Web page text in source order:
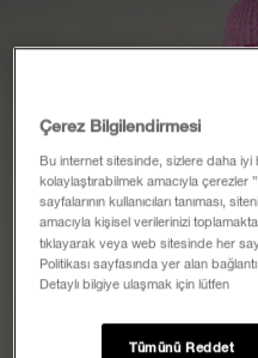
Çerez Bilgilendirmesi
Bu internet sitesinde, sizlere daha iyi
kolaylaştırabilmek amacıyla çerezler
sayfalarının kullanıcıları tanıması,
amacıyla kişisel verilerinizi
tıklayarak veya web sitesinde her
Politikası sayfasında yer alan
Detaylı bilgiye ulaşmak için lütfen
Tümünü Reddet